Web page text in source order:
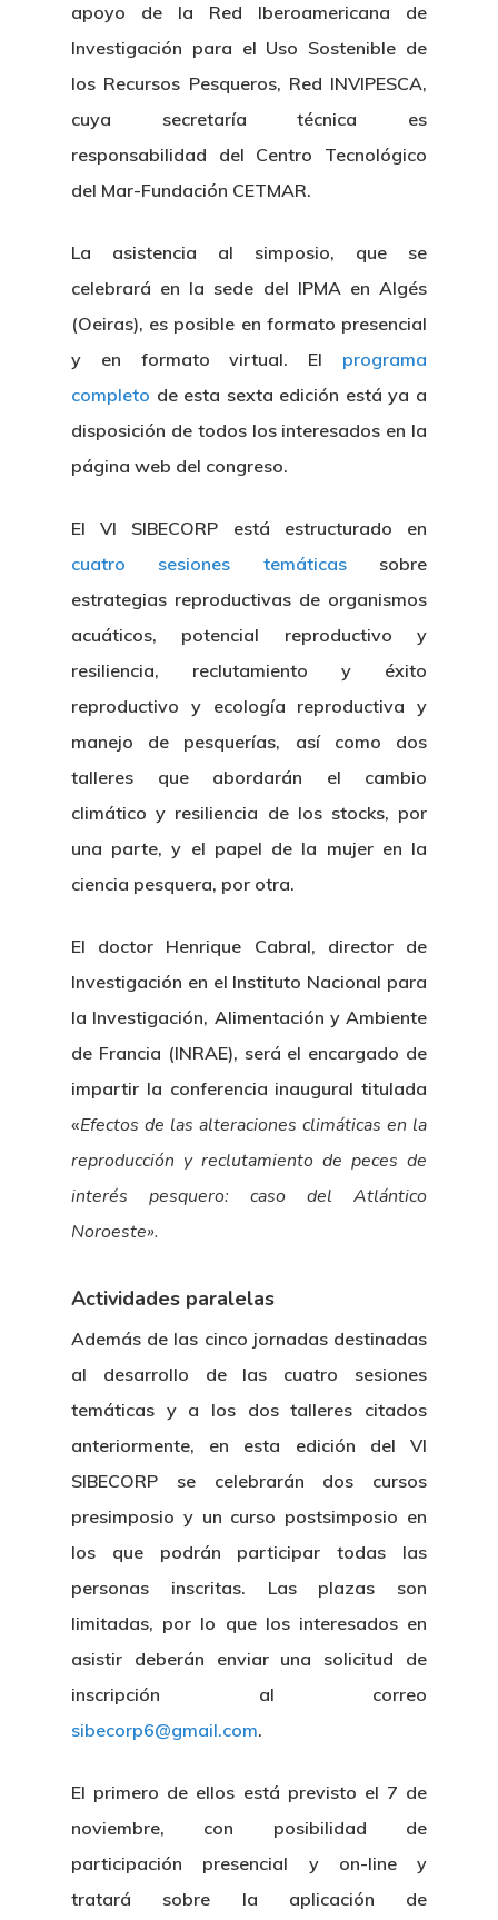
apoyo de la Red Iberoamericana de
Investigación para el Uso Sostenible de
los Recursos Pesqueros, Red INVIPESCA,
cuya secretaría técnica es
responsabilidad del Centro Tecnológico
del Mar-Fundación CETMAR.
La asistencia al simposio, que se
celebrará en la sede del IPMA en Algés
(Oeiras), es posible en formato presencial
y en formato virtual. El programa
completo de esta sexta edición está ya a
disposición de todos los interesados en la
página web del congreso.
El VI SIBECORP está estructurado en
cuatro sesiones temáticassobre
estrategias reproductivas de organismos
acuáticos, potencial reproductivo y
resiliencia, reclutamiento y éxito
reproductivo y ecología reproductiva y
manejo de pesquerías, así como dos
talleres que abordarán el cambio
climático y resiliencia de los stocks, por
una parte, y el papel de la mujer en la
ciencia pesquera, por otra.
El doctor Henrique Cabral, director de
Investigación en el Instituto Nacional para
la Investigación, Alimentación y Ambiente
de Francia (INRAE), será el encargado de
impartir la conferencia inaugural titulada
«Efectos de las alteraciones climáticas en la
reproducción y reclutamiento de peces de
interés pesquero: caso del Atlántico
Noroeste».
Actividades paralelas
Además de las cinco jornadas destinadas
al desarrollo de las cuatro sesiones
temáticas y a los dos talleres citados
anteriormente, en esta edición del VI
SIBECORP se celebrarán dos cursos
presimposio y un curso postsimposio en
los que podrán participar todas las
personas inscritas. Las plazas son
limitadas, por lo que los interesados en
asistir deberán enviar una solicitud de
inscripción al correo
sibecorp6@gmail.com.
El primero de ellos está previsto el 7 de
noviembre, con posibilidad de
participación presencial y on-line y
tratará sobre la aplicación de